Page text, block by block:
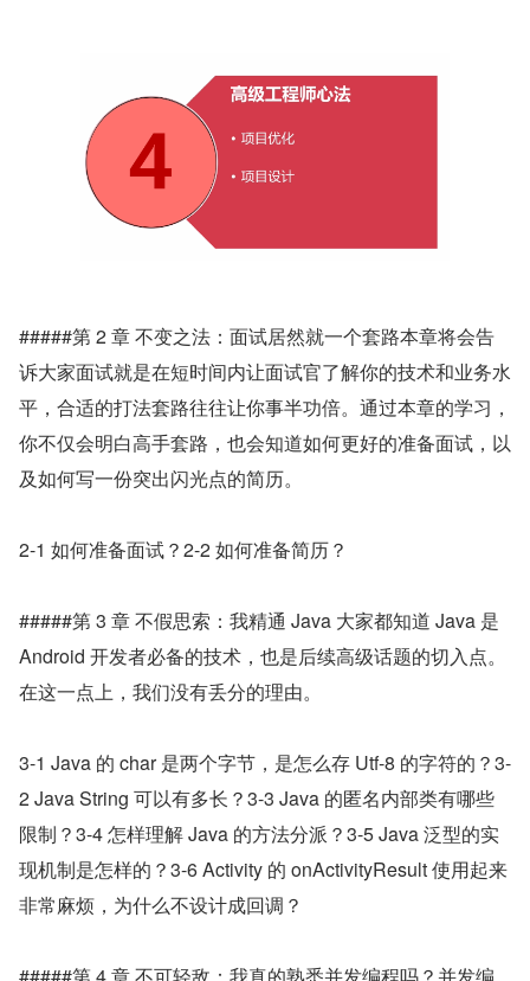
#####第 2 章 不变之法：面试居然就一个套路本章将会告
诉大家面试就是在短时间内让面试官了解你的技术和业务水
平，合适的打法套路往往让你事半功倍。通过本章的学习，
你不仅会明白高手套路，也会知道如何更好的准备面试，以
及如何写一份突出闪光点的简历。
2-1 如何准备面试？2-2 如何准备简历？
#####第 3 章 不假思索：我精通 Java 大家都知道 Java 是
Android 开发者必备的技术，也是后续高级话题的切入点。
在这一点上，我们没有丢分的理由。
3-1 Java 的 char 是两个字节，是怎么存 Utf-8 的字符的？3-
2 Java String 可以有多长？3-3 Java 的匿名内部类有哪些
限制？3-4 怎样理解 Java 的方法分派？3-5 Java 泛型的实
现机制是怎样的？3-6 Activity 的 onActivityResult 使用起来
非常麻烦，为什么不设计成回调？